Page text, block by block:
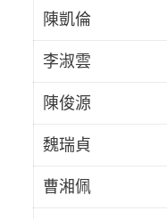
陳凱倫
李淑雲
陳俊源
魏瑞貞
曹湘佩